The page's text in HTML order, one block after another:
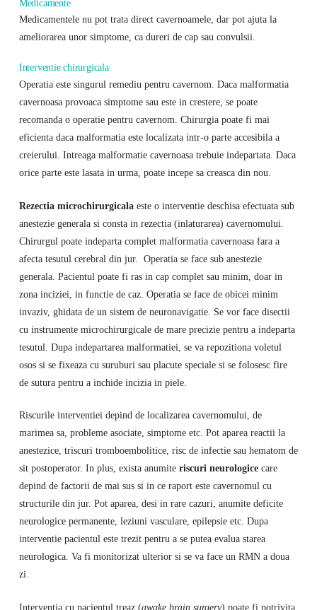
Medicamente
Medicamentele nu pot trata direct cavernoamele, dar pot ajuta la
ameliorarea unor simptome, ca dureri de cap sau convulsii.
Interventie chirurgicala
Operatia este singurul remediu pentru cavernom. Daca malformatia
cavernoasa provoaca simptome sau este in crestere, se poate
recomanda o operatie pentru cavernom. Chirurgia poate fi mai
eficienta daca malformatia este localizata intr-o parte accesibila a
creierului. Intreaga malformatie cavernoasa trebuie indepartata. Daca
orice parte este lasata in urma, poate incepe sa creasca din nou.
Rezectia microchirurgicalaeste o interventie deschisa efectuata sub
anestezie generala si consta in rezectia (inlaturarea) cavernomului.
Chirurgul poate indeparta complet malformatia cavernoasa fara a
afecta tesutul cerebral din jur. Operatia se face sub anestezie
generala. Pacientul poate fi ras in cap complet sau minim, doar in
zona inciziei, in functie de caz. Operatia se face de obicei minim
invaziv, ghidata de un sistem de neuronavigatie. Se vor face disectii
cu instrumente microchirurgicale de mare precizie pentru a indeparta
tesutul. Dupa indepartarea malformatiei, se va repozitiona voletul
osos si se fixeaza cu suruburi sau placute speciale si se folosesc fire
de sutura pentru a inchide incizia in piele.
Riscurile interventiei depind de localizarea cavernomului, de
marimea sa, probleme asociate, simptome etc. Pot aparea reactii la
anestezice, triscuri tromboembolitice, risc de infectie sau hematom de
sit postoperator. In plus, exista anumiteriscuri neurologicecare
depind de factorii de mai sus si in ce raport este cavernomul cu
structurile din jur. Pot aparea, desi in rare cazuri, anumite deficite
neurologice permanente, leziuni vasculare, epilepsie etc. Dupa
interventie pacientul este trezit pentru a se putea evalua starea
neurologica. Va fi monitorizat ulterior si se va face un RMN a doua
zi.
Interventia cu pacientul treaz (awake brain surgery) poate fi potrivita